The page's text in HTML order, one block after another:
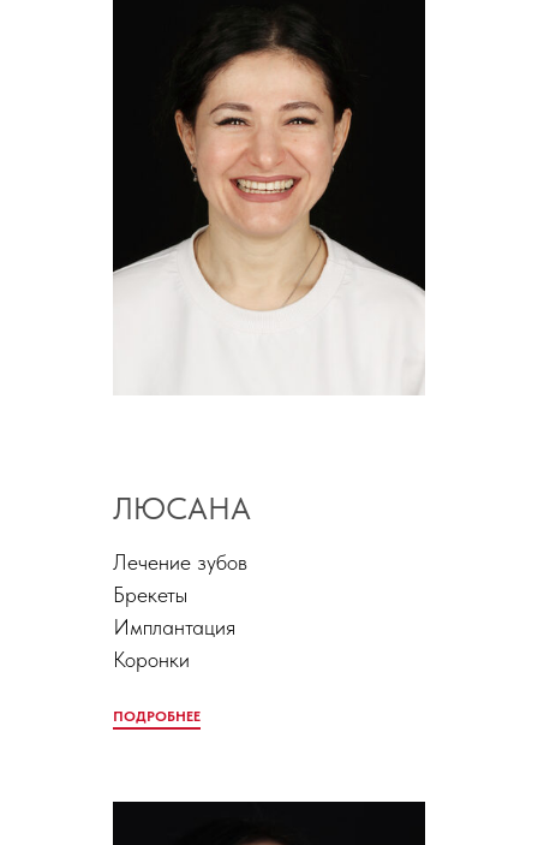
ЛЮСАНА
Лечение зубов
Брекеты
Имплантация
Коронки
ПОДРОБНЕЕ